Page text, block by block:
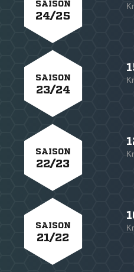
SAISON
24/25
SAISON
23/24
SAISON
22/23
SAISON
21/22